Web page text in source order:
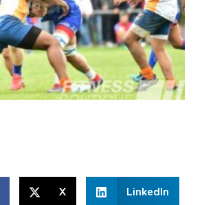
X LinkedIn